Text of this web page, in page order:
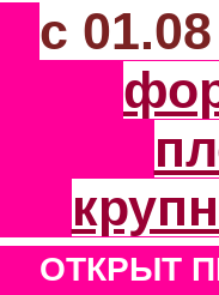
с
ОТКРЫТ